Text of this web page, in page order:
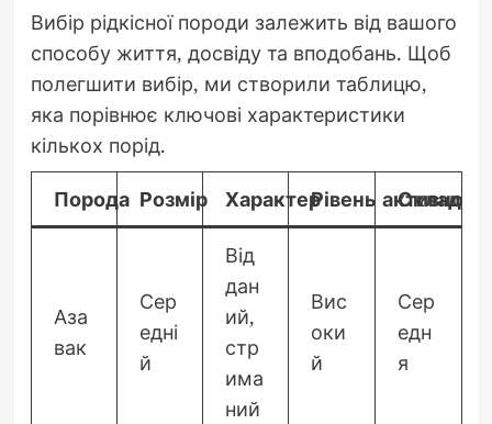
Вибір рідкісної породи залежить від вашого
способу життя, досвіду та вподобань. Щоб
полегшити вибір, ми створили таблицю,
яка порівнює ключові характеристики
кількох порід.
Порода Розмір ХарактерРівень активності
Аза
вак
Сер
едні
й
Від
дан
ий,
стр
има
ний
Вис
оки
й
Сер
едн
я